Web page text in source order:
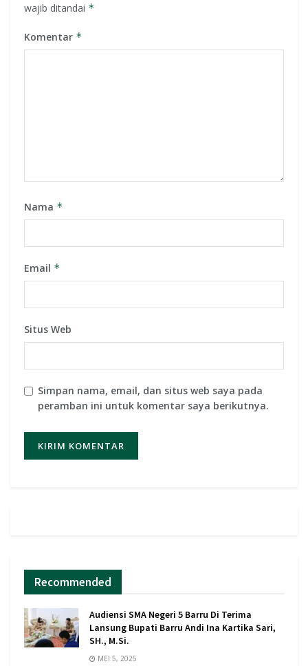
wajib ditandai *
Komentar *
Nama *
Email *
Situs Web
Simpan nama, email, dan situs web saya pada
peramban ini untuk komentar saya berikutnya.
Recommended
Audiensi SMA Negeri 5 Barru Di Terima
Lansung Bupati Barru Andi Ina Kartika Sari,
SH., M.Si.
MEI 5, 2025